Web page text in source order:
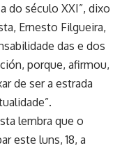
do século XXI”, dixo
Ernesto Filgueira,
das e dos
porque, afirmou,
de ser a estrada
lembra que o
este luns, 18, a